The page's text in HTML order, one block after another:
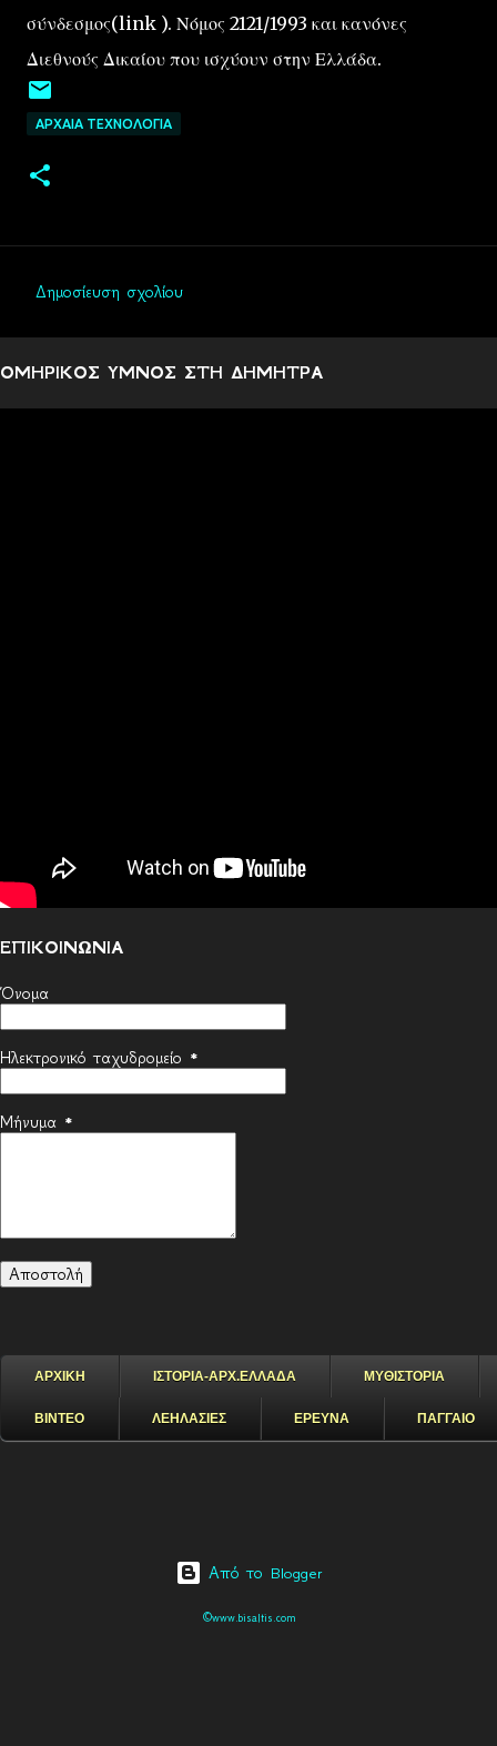
σύνδεσμος(link ). Νόμος 2121/1993 και κανόνες
Διεθνούς Δικαίου που ισχύουν στην Ελλάδα.
ΑΡΧΑΙΑ ΤΕΧΝΟΛΟΓΙΑ
ό
λ
Δημοσίευση σχολίου
ΟΜΗΡΙΚΟΣ ΥΜΝΟΣ ΣΤΗ ΔΗΜΗΤΡΑ
ΕΠΙΚΟΙΝΩΝΙΑ
Όνομα
Ηλεκτρονικό ταχυδρομείο *
Μήνυμα *
ΑΡΧΙΚΗ ΙΣΤΟΡΙΑ-ΑΡΧ.ΕΛΛΑΔΑ ΜΥΘΙΣΤΟΡΙΑ
ΒΙΝΤΕΟ ΛΕΗΛΑΣΙΕΣ ΕΡΕΥΝΑ ΠΑΓΓΑΙΟ
Από το Blogger
©www.bisaltis.com